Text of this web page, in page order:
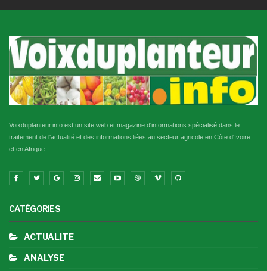
Voixduplanteur.info est un site web et magazine d'informations spécialisé dans le
traitement de l'actualité et des informations liées au secteur agricole en Côte d'Ivoire
et en Afrique.
CATÉGORIES
ACTUALITE
ANALYSE